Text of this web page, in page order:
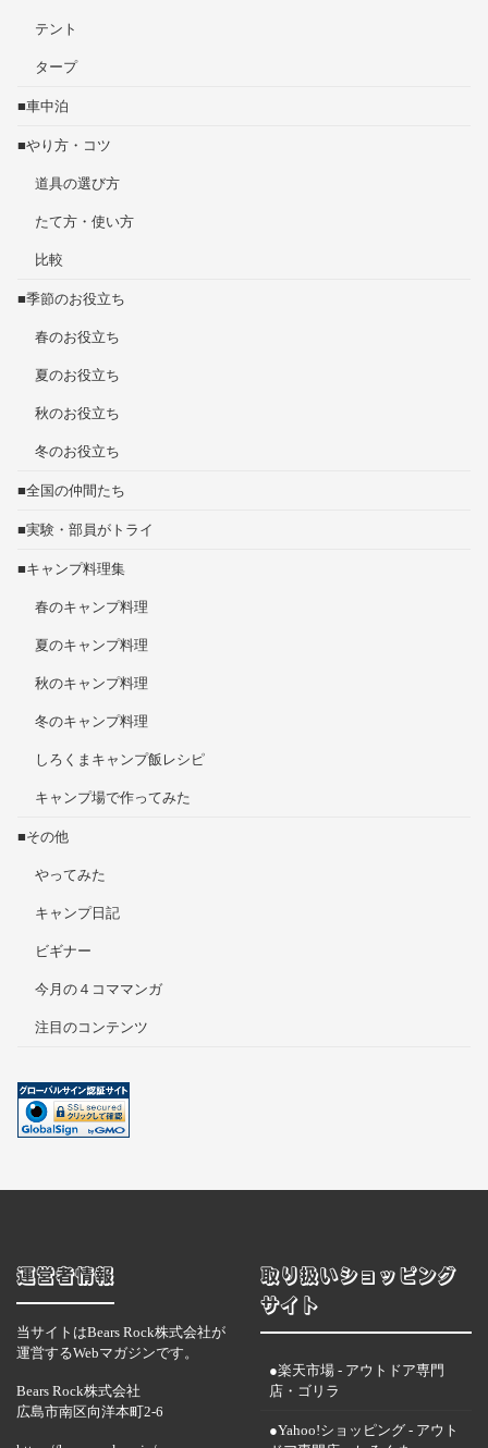
テント
タープ
■車中泊
■やり方・コツ
道具の選び方
たて方・使い方
比較
■季節のお役立ち
春のお役立ち
夏のお役立ち
秋のお役立ち
冬のお役立ち
■全国の仲間たち
■実験・部員がトライ
■キャンプ料理集
春のキャンプ料理
夏のキャンプ料理
秋のキャンプ料理
冬のキャンプ料理
しろくまキャンプ飯レシピ
キャンプ場で作ってみた
■その他
やってみた
キャンプ日記
ビギナー
今月の４コママンガ
注目のコンテンツ
運営者情報
当サイトはBears Rock株式会社が
運営するWebマガジンです。
Bears Rock株式会社
広島市南区向洋本町2-6
取り扱いショッピング
サイト
●楽天市場 - アウトドア専門
店・ゴリラ
●Yahoo!ショッピング - アウト